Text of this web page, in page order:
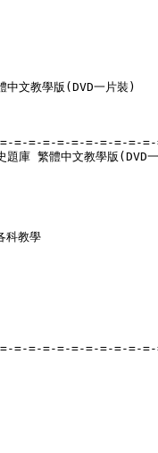
文教學版(DVD一片裝)
=-=-=-=-=-=-=-=-=-
庫 繁體中文教學版(DVD
科教學
=-=-=-=-=-=-=-=-=-